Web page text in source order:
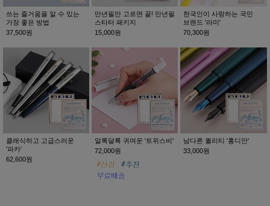
쓰는 즐거움을 알 수 있는
가장 좋은 방법
37,500원
만년필만 고르면 끝! 만년필
스타터 패키지
15,000원
한국인이 사랑하는 국민
브랜드 '라미'
70,300원
클래식하고 고급스러운
'파카'
62,600원
알록달록 귀여운 '트위스비'
72,000원
남다른 퀄리티 '홍디안'
33,000원